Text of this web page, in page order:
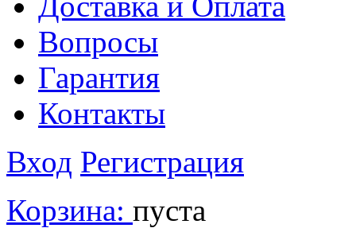
Вопросы
Гарантия
Контакты
Вход Регистрация
Корзина: пуста